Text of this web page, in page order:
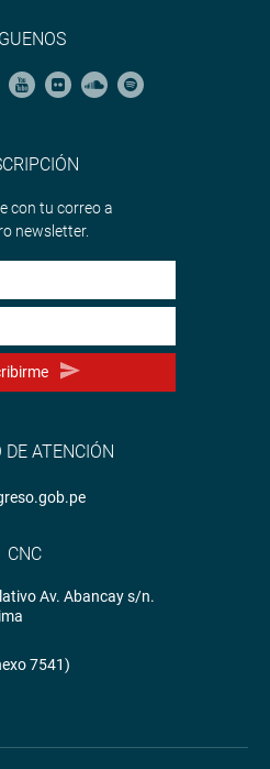
con tu correo a
newsletter.
DE ATENCIÓN
CNC
Av. Abancay s/n.
7541)